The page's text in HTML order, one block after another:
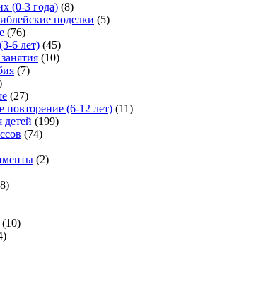
(0-3 года) (8)
поделки (5)
(76)
6 лет) (45)
(10)
(7)
(27)
повторение (6-12 лет) (11)
детей (199)
(74)
(2)
(10)